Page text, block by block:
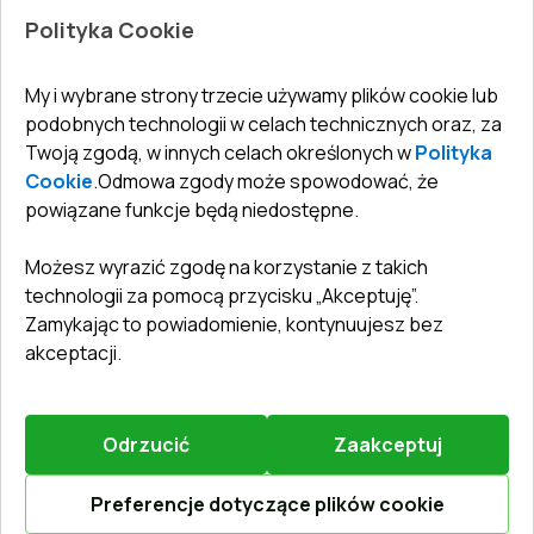
Dla firm, współpraca
Gwarancja
Biuro:ul. Święty Marcin 29/8, 61-806 Poznań
undefined(undefined)
info@toptechnik.com.pl
Polityka prywatności
REGULAMIN
©2026.Wszelkie prawa zastrzeżone.
Obsługiwany przezVitrager.com.Zgłosić problem
Polityka Cookie
My i wybrane strony trzecie używamy plików cookie lub
podobnych technologii w celach technicznych oraz, za
Twoją zgodą, w innych celach określonych wPolityka
Cookie.Odmowa zgody może spowodować, że
powiązane funkcje będą niedostępne.
Możesz wyrazić zgodę na korzystanie z takich
technologii za pomocą przycisku „Akceptuję”.
Zamykając to powiadomienie, kontynuujesz bez
akceptacji.
Odrzucić Zaakceptuj
Preferencje dotyczące plików cookie